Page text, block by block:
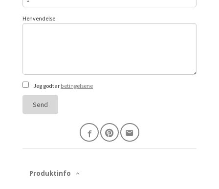
Henvendelse
Jeg godtar betingelsene
Send
Produktinfo